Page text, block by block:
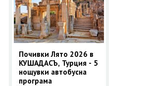
Почивки Лято 2026 в
КУШАДАСЪ, Турция - 5
нощувки автобусна
програма